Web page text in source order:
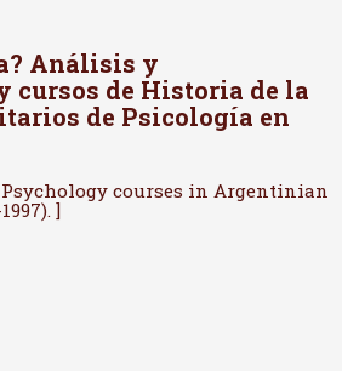
Análisis y
cursos de Historia de la
de Psicología en
courses in Argentinian
]